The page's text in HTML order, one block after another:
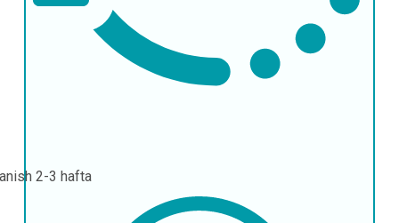
2-3 hafta